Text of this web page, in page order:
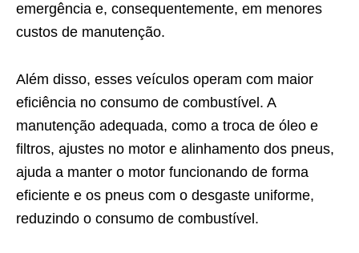
emergência e, consequentemente, em menores
custos de manutenção.
Além disso, esses veículos operam com maior
eficiência no consumo de combustível. A
manutenção adequada, como a troca de óleo e
filtros, ajustes no motor e alinhamento dos pneus,
ajuda a manter o motor funcionando de forma
eficiente e os pneus com o desgaste uniforme,
reduzindo o consumo de combustível.